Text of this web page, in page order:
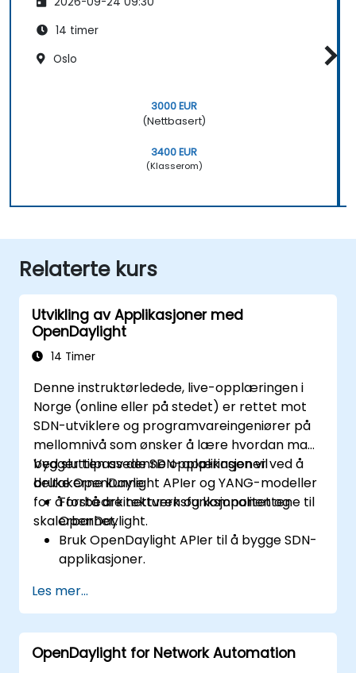
14 timer
Oslo
3000 EUR
(Nettbasert)
3400 EUR
(Klasserom)
Relaterte kurs
Utvikling av Applikasjoner med
OpenDaylight
14 Timer
Denne instruktørledede, live-opplæringen i
Norge (online eller på stedet) er rettet mot
SDN-utviklere og programvareingeniører på
mellomnivå som ønsker å lære hvordan man
bygger tilpassede SDN-applikasjoner ved å
bruke OpenDaylight APIer og YANG-modeller
for å forbedre nettverksfunksjonalitet og
skalerbarhet.
Ved slutten av denne opplæringen vil
deltakerne kunne:
Forstå arkitekturen og komponentene til
OpenDaylight.
Bruk OpenDaylight APIer til å bygge SDN-
applikasjoner.
nettverkstilpasning.
Distribuer, test og feilsøk tilpassede
applikasjoner i et OpenDaylight-miljø.
Integrer OpenDaylight med eksterne
Les mer...
OpenDaylight for Network Automation